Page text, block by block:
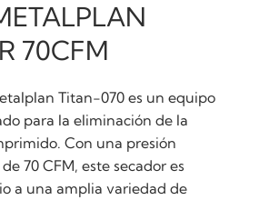
70CFM
Titan-070 es un equipo
para la eliminación de la
Con una presión
70 CFM, este secador es
a una amplia variedad de